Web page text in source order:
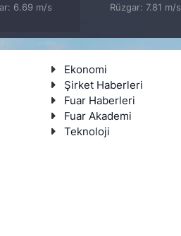
6.69 m/s
Rüzgar: 7.81 m/s
Ekonomi
Şirket Haberleri
Fuar Haberleri
Fuar Akademi
Teknoloji